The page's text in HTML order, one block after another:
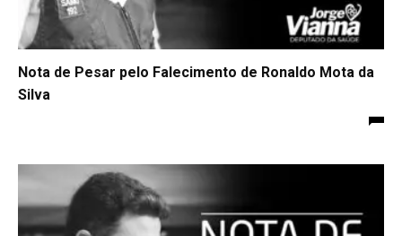
Nota de Pesar pelo Falecimento de Ronaldo Mota da
Silva